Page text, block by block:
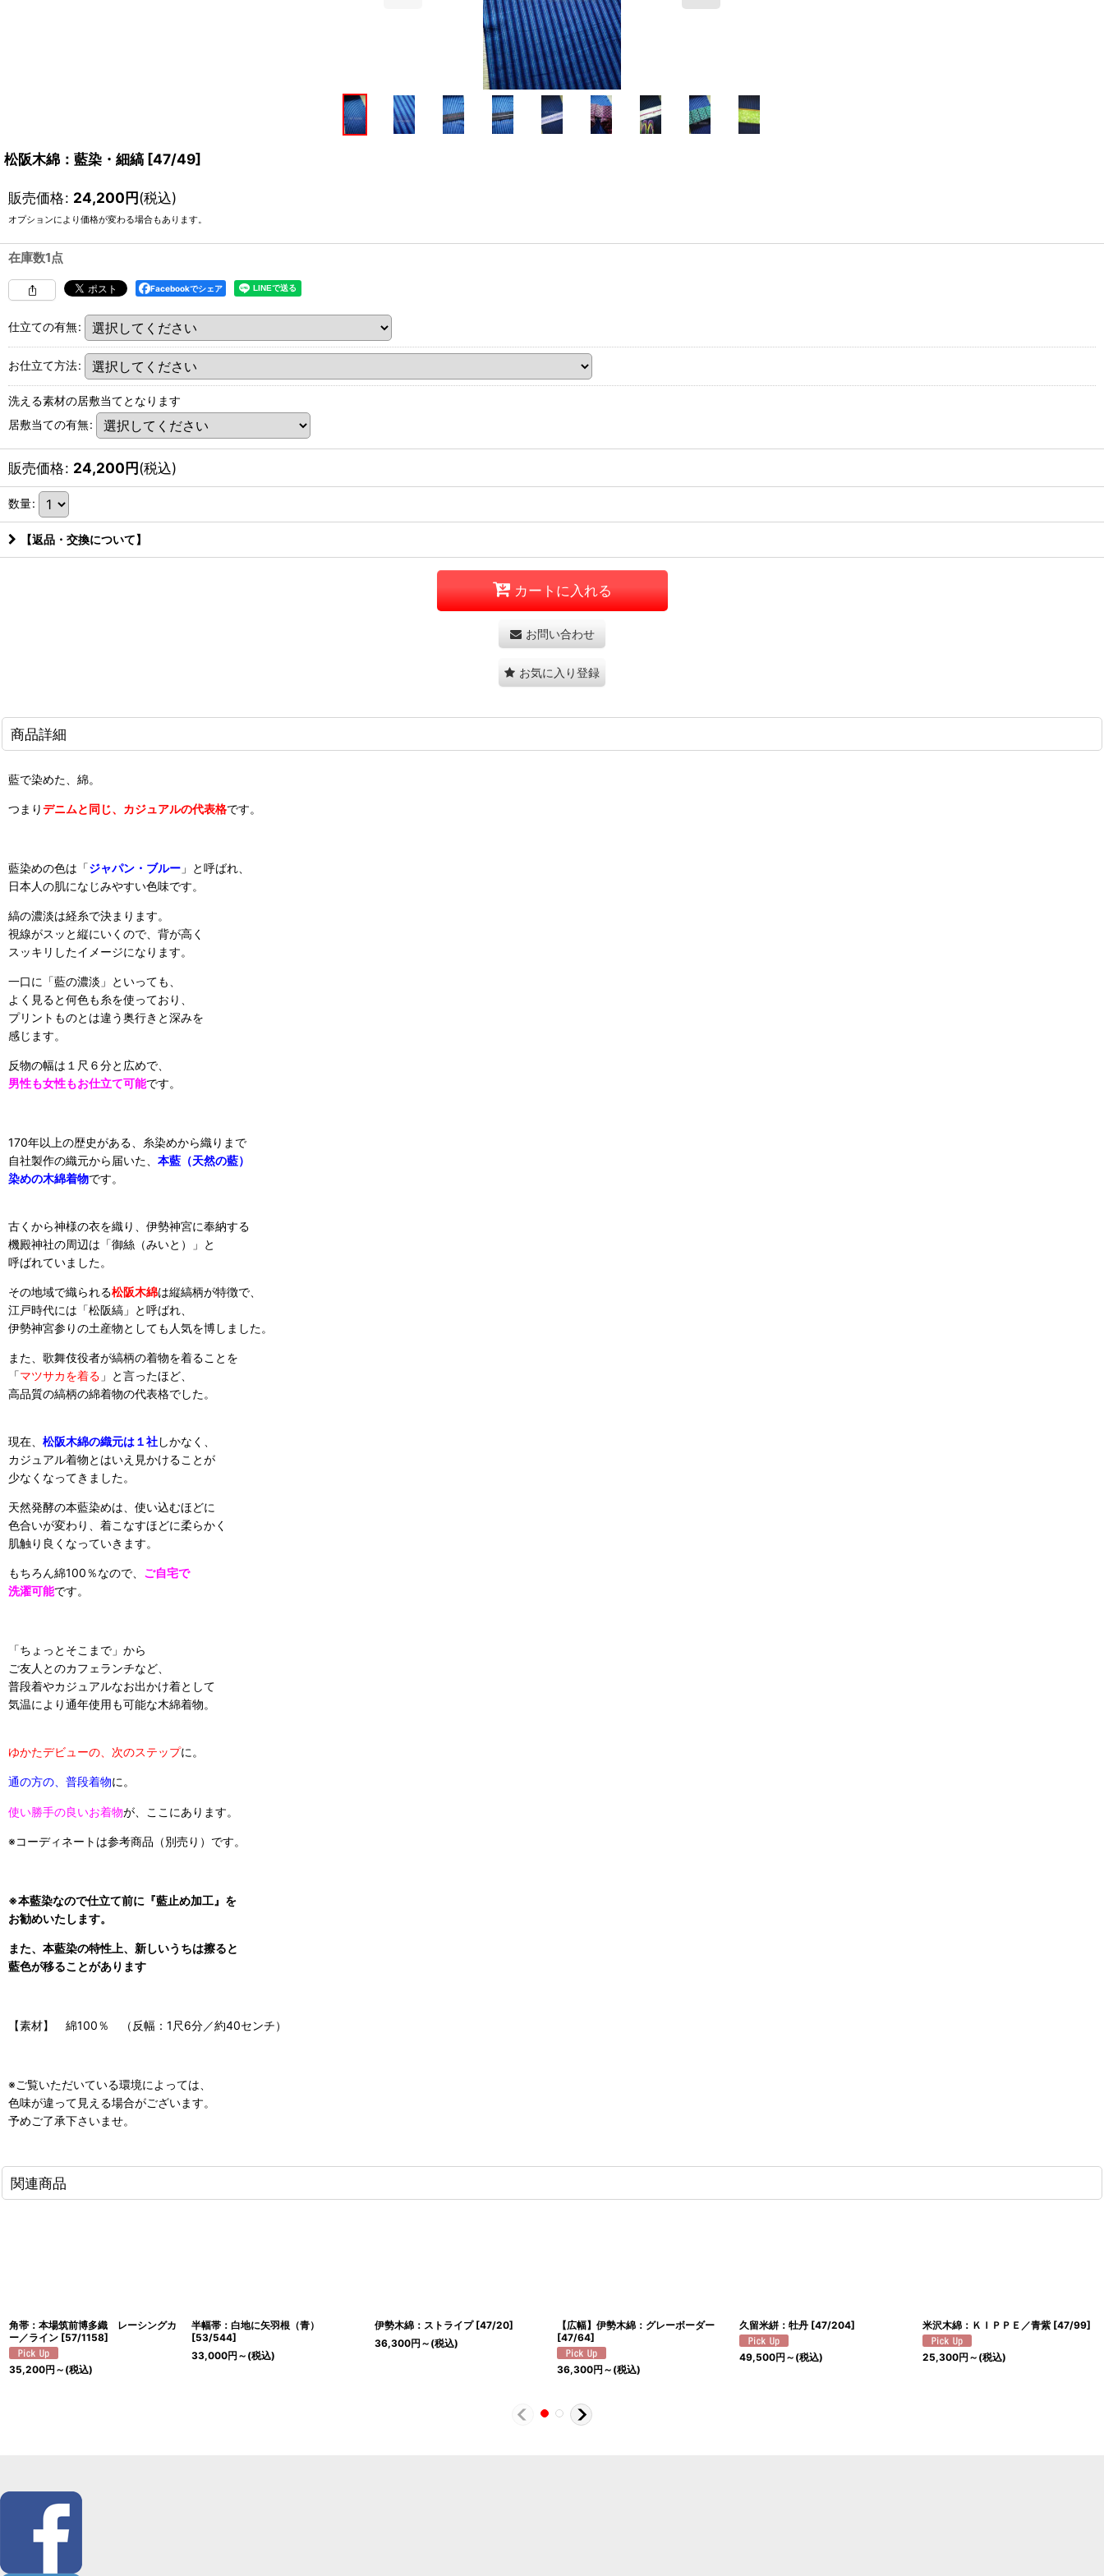
松阪木綿：藍染・細縞 [47/49]
販売価格: 24,200円(税込)
オプションにより価格が変わる場合もあります。
在庫数1点
Facebookでシェア
仕立ての有無:
お仕立て方法:
洗える素材の居敷当てとなります
居敷当ての有無:
販売価格: 24,200円(税込)
数量:
【返品・交換について】
カートに入れる
お問い合わせ
お気に入り登録
商品詳細
藍で染めた、綿。
つまりデニムと同じ、カジュアルの代表格です。
藍染めの色は「ジャパン・ブルー 」と呼ばれ、
日本人の肌になじみやすい色味です。
縞の濃淡は経糸で決まります。
視線がスッと縦にいくので、背が高く
スッキリしたイメージになります。
一口に「藍の濃淡」といっても、
よく見ると何色も糸を使っており、
プリントものとは違う奥行きと深みを
感じます。
反物の幅は１尺６分と広めで、
男性も女性もお仕立て可能です。
170年以上の歴史がある、糸染めから織りまで
自社製作の織元から届いた、 本藍（天然の藍）
染めの木綿着物です。
古くから神様の衣を織り、伊勢神宮に奉納する
機殿神社の周辺は「御絲（みいと）」と
呼ばれていました。
その地域で織られる松阪木綿は縦縞柄が特徴で、
江戸時代には「松阪縞」と呼ばれ、
伊勢神宮参りの土産物としても人気を博しました。
また、歌舞伎役者が縞柄の着物を着ることを
「マツサカを着る 」と言ったほど、
高品質の縞柄の綿着物の代表格でした。
現在、 松阪木綿の織元は１社しかなく、
カジュアル着物とはいえ見かけることが
少なくなってきました。
天然発酵の本藍染めは、使い込むほどに
色合いが変わり、着こなすほどに柔らかく
肌触り良くなっていきます。
もちろん綿100％なので、 ご自宅で
洗濯可能です。
「ちょっとそこまで」から
ご友人とのカフェランチなど、
普段着やカジュアルなお出かけ着として
気温により通年使用も可能な木綿着物。
ゆかたデビューの、次のステップに。
通の方の、普段着物に。
使い勝手の良いお着物が、ここにあります。
※コーディネートは参考商品（別売り）です。
※本藍染なので仕立て前に『藍止め加工』を
お勧めいたします。
また、本藍染の特性上、新しいうちは擦ると
藍色が移ることがあります
【素材】 綿100％ （反幅：1尺6分／約40センチ）
※ご覧いただいている環境によっては、
色味が違って見える場合がございます。
予めご了承下さいませ。
関連商品
角帯：本場筑前博多織 レーシングカ
ー／ライン [57/1158]
35,200円 ～ (税込)
半幅帯：白地に矢羽根（青）
[53/544]
33,000円 ～ (税込)
伊勢木綿：ストライプ [47/20]
36,300円 ～ (税込)
【広幅】伊勢木綿：グレーボーダー
[47/64]
36,300円 ～ (税込)
久留米絣：牡丹 [47/204]
49,500円 ～ (税込)
米沢木綿：ＫＩＰＰＥ／青紫 [47/99]
25,300円 ～ (税込)